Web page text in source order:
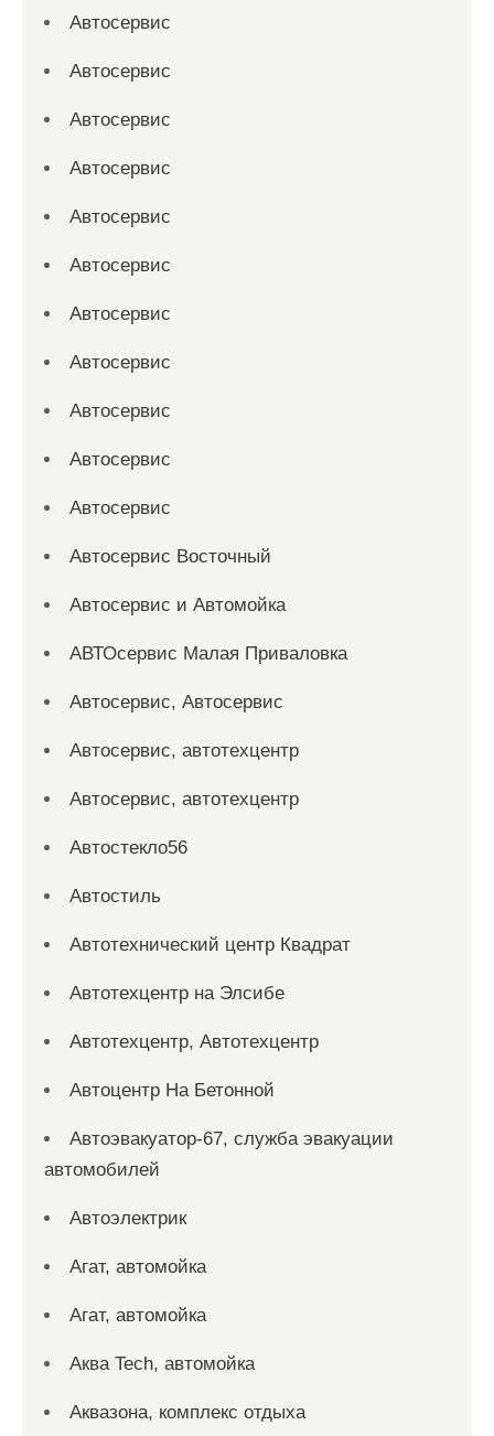
Автосервис
Автосервис
Автосервис
Автосервис
Автосервис
Автосервис
Автосервис
Автосервис
Автосервис
Автосервис
Автосервис
Автосервис Восточный
Автосервис и Автомойка
АВТОсервис Малая Приваловка
Автосервис, Автосервис
Автосервис, автотехцентр
Автосервис, автотехцентр
Автостекло56
Автостиль
Автотехнический центр Квадрат
Автотехцентр на Элсибе
Автотехцентр, Автотехцентр
Автоцентр На Бетонной
Автоэвакуатор-67, служба эвакуации
автомобилей
Автоэлектрик
Агат, автомойка
Агат, автомойка
Аква Tech, автомойка
Аквазона, комплекс отдыха